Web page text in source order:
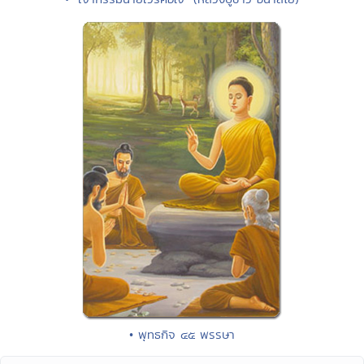
• พุทธกิจ ๔๕ พรรษา